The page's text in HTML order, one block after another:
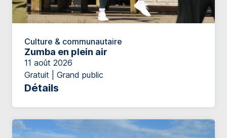
Culture & communautaire
Zumba en plein air
11 août 2026
Gratuit | Grand public
Détails